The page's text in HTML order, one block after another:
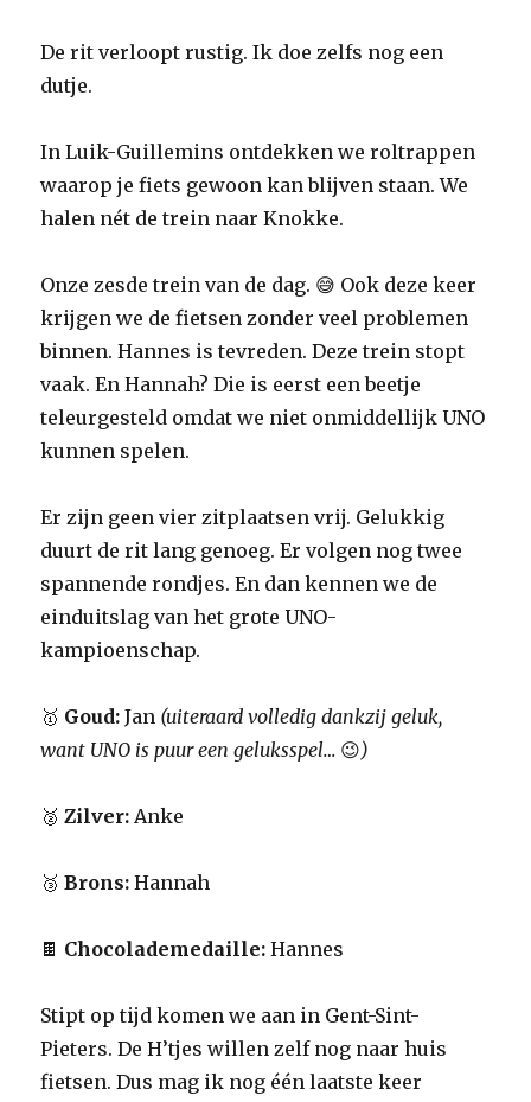
De rit verloopt rustig. Ik doe zelfs nog een
dutje.
In Luik-Guillemins ontdekken we roltrappen
waarop je fiets gewoon kan blijven staan. We
halen nét de trein naar Knokke.
Onze zesde trein van de dag. 😅 Ook deze keer
krijgen we de fietsen zonder veel problemen
binnen. Hannes is tevreden. Deze trein stopt
vaak. En Hannah? Die is eerst een beetje
teleurgesteld omdat we niet onmiddellijk UNO
kunnen spelen.
Er zijn geen vier zitplaatsen vrij. Gelukkig
duurt de rit lang genoeg. Er volgen nog twee
spannende rondjes. En dan kennen we de
einduitslag van het grote UNO-
kampioenschap.
🥇 Goud: Jan (uiteraard volledig dankzij geluk,
want UNO is puur een geluksspel… 😉)
🥈Zilver: Anke
🥉Brons: Hannah
🍫 Chocolademedaille: Hannes
Stipt op tijd komen we aan in Gent-Sint-
Pieters. De H’tjes willen zelf nog naar huis
fietsen. Dus mag ik nog één laatste keer